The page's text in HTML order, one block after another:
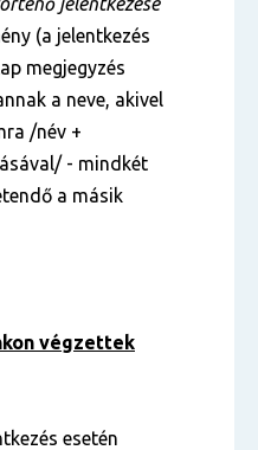
(a jelentkezés
megjegyzés
a neve, akivel
/név +
- mindkét
a másik
végzettek
esetén